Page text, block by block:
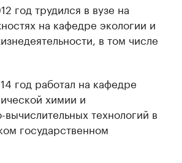
год трудился в вузе на
на кафедре экологии и
в том числе
год работал на кафедре
химии и
технологий в
государственном